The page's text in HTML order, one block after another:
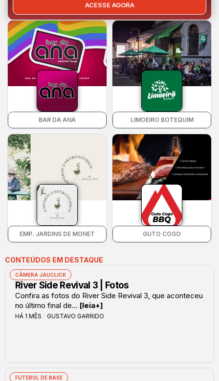
BAR DA ANA LIMOEIRO BOTEQUIM
EMP. JARDINS DE MONET GUTO COGO
ACESSE AGORA
CONTEÚDOS EM DESTAQUE
CÂMERA JAUCLICK
River Side Revival 3 | Fotos
Confira as fotos do River Side Revival 3, que aconteceu
no último final de... [leia+]
HÁ 1 MÊS GUSTAVO GARRIDO
FUTEBOL DE BASE